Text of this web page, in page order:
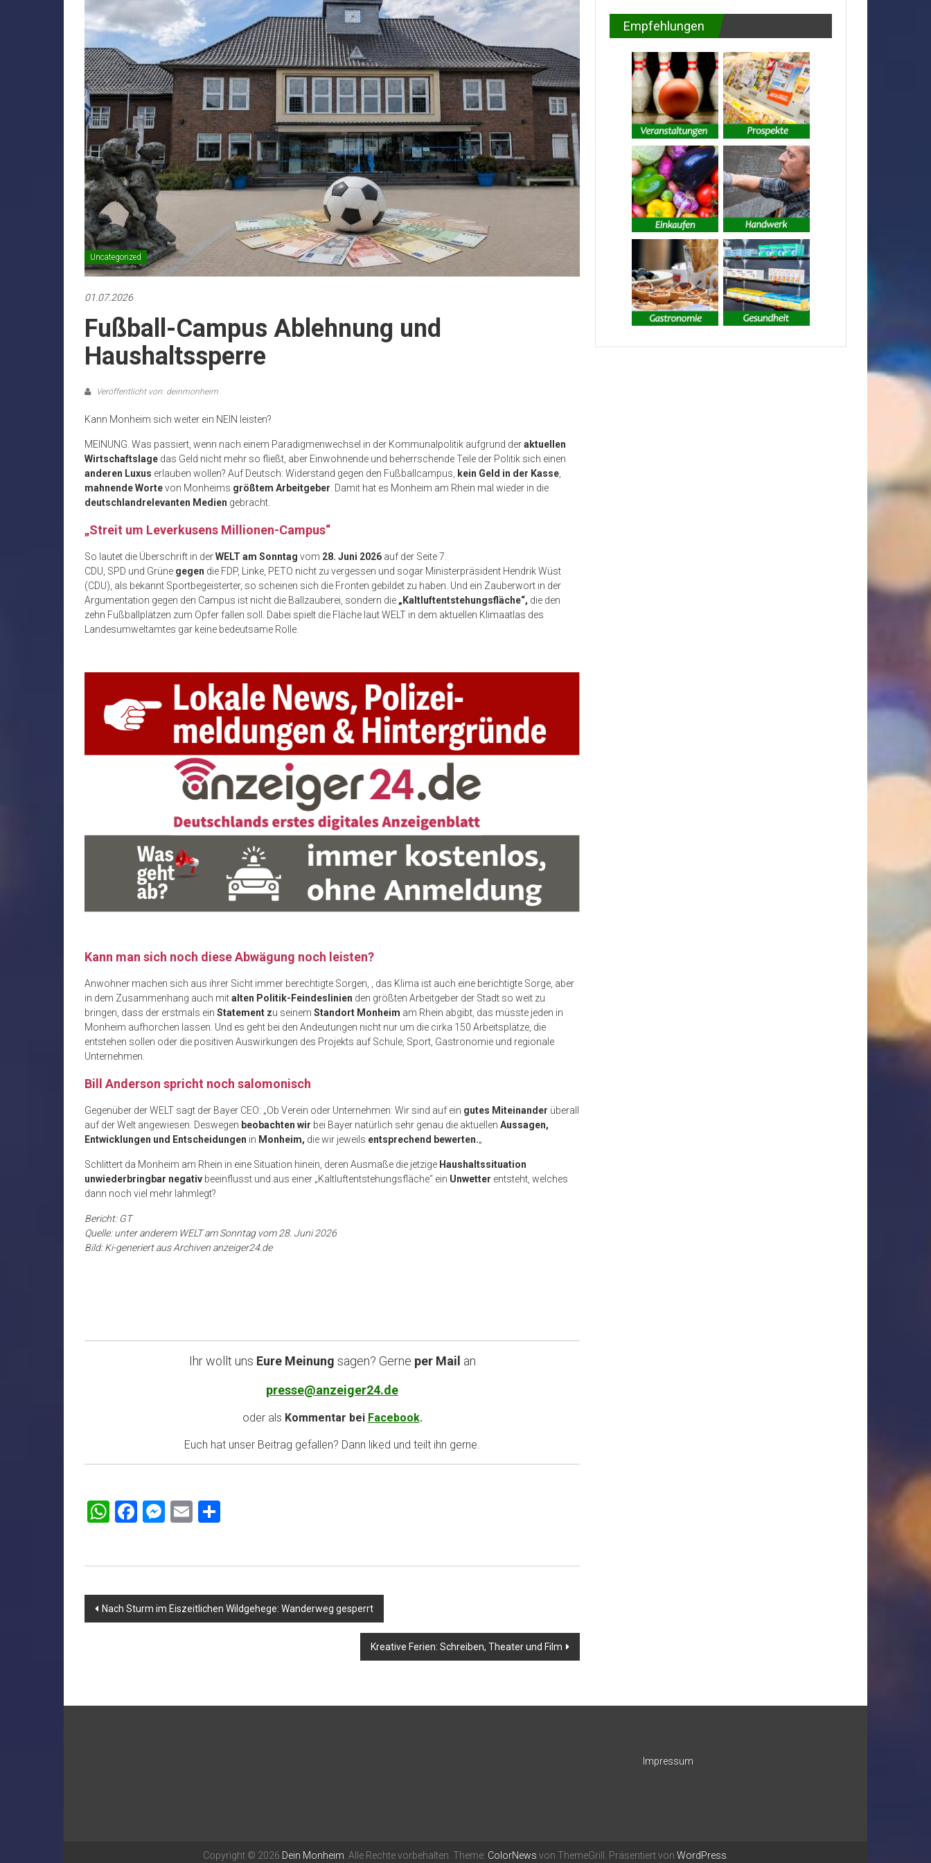
Uncategorized
01.07.2026
Fußball-Campus Ablehnung und
Haushaltssperre
Veröffentlicht von: deinmonheim
Kann Monheim sich weiter ein NEIN leisten?
MEINUNG. Was passiert, wenn nach einem Paradigmenwechsel in der Kommunalpolitik aufgrund deraktuellen
Wirtschaftslage das Geld nicht mehr so fließt, aber Einwohnende und beherrschende Teile der Politik sich einen
anderen Luxus erlauben wollen? Auf Deutsch: Widerstand gegen den Fußballcampus, kein Geld in der Kasse
mahnende Wortevon Monheims größtem Arbeitgeber . Damit hat es Monheim am Rhein mal wieder in die
deutschlandrelevanten Medien gebracht.
„Streit um Leverkusens Millionen-Campus“
So lautet die Überschrift in derWELT am Sonntag vom 28. Juni 2026 auf der Seite 7.
CDU, SPD und Grüne gegen die FDP, Linke, PETO nicht zu vergessen und sogar Ministerpräsident Hendrik Wüst
(CDU), als bekannt Sportbegeisterter, so scheinen sich die Fronten gebildet zu haben. Und ein Zauberwort in der
Argumentation gegen den Campus ist nicht die Ballzauberei, sondern die „Kaltluftentstehungsfläche“, die den
zehn Fußballplätzen zum Opfer fallen soll. Dabei spielt die Fläche laut WELT in dem aktuellen Klimaatlas des
Landesumweltamtes gar keine bedeutsame Rolle.
Kann man sich noch diese Abwägung noch leisten?
Anwohner machen sich aus ihrer Sicht immer berechtigte Sorgen, , das Klima ist auch eine berichtigte Sorge, aber
in dem Zusammenhang auch mitalten Politik-Feindeslinien den größten Arbeitgeber der Stadt so weit zu
bringen, dass der erstmals ein Statement zu seinem Standort Monheim am Rhein abgibt, das müsste jeden in
Monheim aufhorchen lassen. Und es geht bei den Andeutungen nicht nur um die cirka 150 Arbeitsplätze, die
entstehen sollen oder die positiven Auswirkungen des Projekts auf Schule, Sport, Gastronomie und regionale
Unternehmen.
Bill Anderson spricht noch salomonisch
Gegenüber der WELT sagt der Bayer CEO: „Ob Verein oder Unternehmen: Wir sind auf ein gutes Miteinander überall
auf der Welt angewiesen. Deswegen beobachten wir bei Bayer natürlich sehr genau die aktuellen Aussagen,
Entwicklungen und Entscheidungen in Monheim, die wir jeweils entsprechend bewerten.„
Schlittert da Monheim am Rhein in eine Situation hinein, deren Ausmaße die jetzige Haushaltssituation
unwiederbringbar negativ beeinflusst und aus einer „Kaltluftentstehungsfläche“ ein Unwetter entsteht, welches
dann noch viel mehr lahmlegt?
Bericht: GT
Quelle: unter anderem WELT am Sonntag vom 28. Juni 2026
Bild: Ki-generiert aus Archiven anzeiger24.de
Ihr wollt uns Eure Meinung sagen? Gerne per Mail an
presse@anzeiger24.de
oder als Kommentar bei Facebook.
Euch hat unser Beitrag gefallen? Dann liked und teilt ihn gerne.
WhatsApp
Facebook
Messenger
Email
Beitragsnavigation
Nach Sturm im Eiszeitlichen Wildgehege: Wanderweg gesperrt
Kreative Ferien: Schreiben, Theater und Film
Empfehlungen
Impressum
Copyright © 2026 Dein Monheim . Alle Rechte vorbehalten. Theme: ColorNews von ThemeGrill. Präsentiert von WordPress